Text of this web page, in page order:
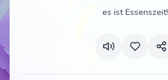
es ist Essenszeit!